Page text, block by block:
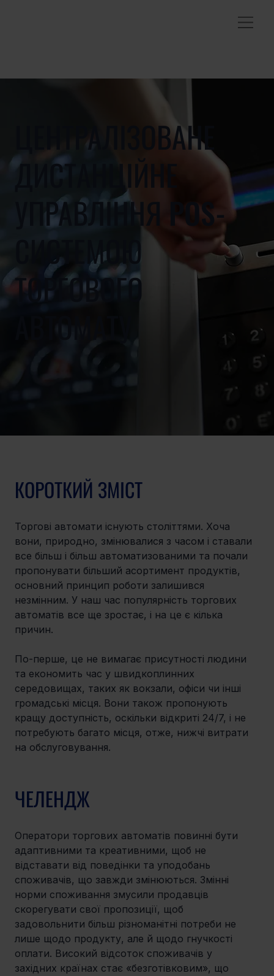
ЦЕНТРАЛІЗОВАНЕ
ДИСТАНЦІЙНЕ
УПРАВЛІННЯ POS-
СИСТЕМОЮ
ТОРГОВОГО
АВТОМАТУ
КОРОТКИЙ ЗМІСТ
Торгові автомати існують століттями. Хоча
вони, природно, змінювалися з часом і ставали
все більш і більш автоматизованими та почали
пропонувати більший асортимент продуктів,
основний принцип роботи залишився
незмінним. У наш час популярність торгових
автоматів все ще зростає, і на це є кілька
причин.
По-перше, це не вимагає присутності людини
та економить час у швидкоплинних
середовищах, таких як вокзали, офіси чи інші
громадські місця. Вони також пропонують
кращу доступність, оскільки відкриті 24/7, і не
потребують багато місця, отже, нижчі витрати
на обслуговування.
ЧЕЛЕНДЖ
Оператори торгових автоматів повинні бути
адаптивними та креативними, щоб не
відставати від поведінки та уподобань
споживачів, що завжди змінюються. Змінні
норми споживання змусили продавців
скорегувати свої пропозиції, щоб
задовольнити більш різноманітні потреби не
лише щодо продукту, але й щодо гнучкості
оплати. Високий відсоток споживачів у
західних країнах стає «безготівковим», що